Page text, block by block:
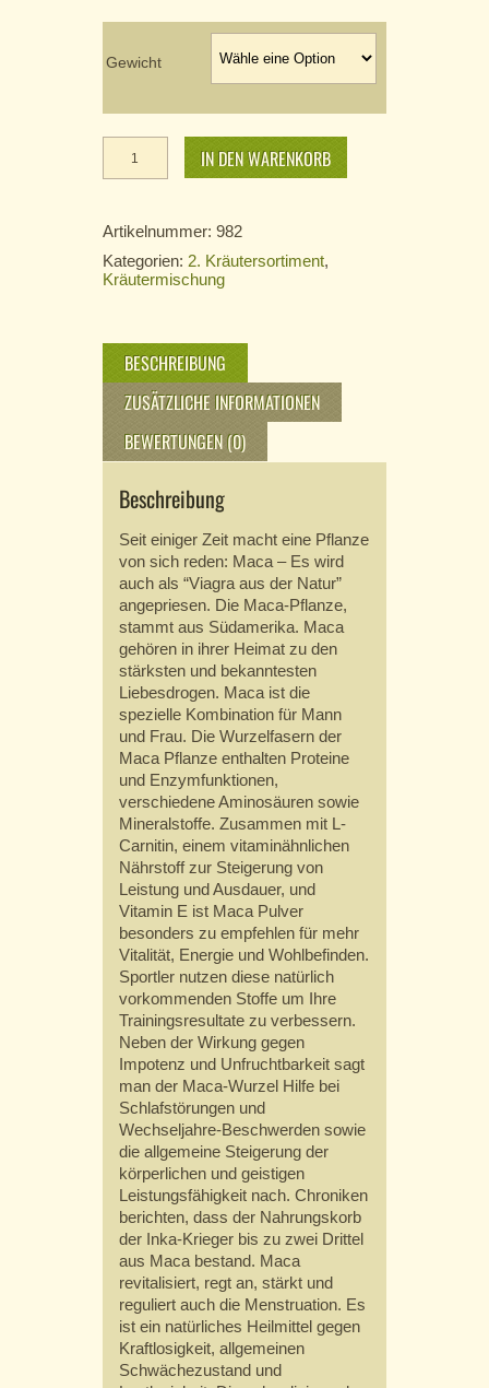
Gewicht
Casanova
Menge
IN DEN WARENKORB
Artikelnummer: 982
Kategorien: 2. Kräutersortiment,
Kräutermischung
BESCHREIBUNG
ZUSÄTZLICHE INFORMATIONEN
BEWERTUNGEN (0)
Beschreibung
Seit einiger Zeit macht eine Pflanze
von sich reden: Maca – Es wird
auch als “Viagra aus der Natur”
angepriesen. Die Maca-Pflanze,
stammt aus Südamerika. Maca
gehören in ihrer Heimat zu den
stärksten und bekanntesten
Liebesdrogen. Maca ist die
spezielle Kombination für Mann
und Frau. Die Wurzelfasern der
Maca Pflanze enthalten Proteine
und Enzymfunktionen,
verschiedene Aminosäuren sowie
Mineralstoffe. Zusammen mit L-
Carnitin, einem vitaminähnlichen
Nährstoff zur Steigerung von
Leistung und Ausdauer, und
Vitamin E ist Maca Pulver
besonders zu empfehlen für mehr
Vitalität, Energie und Wohlbefinden.
Sportler nutzen diese natürlich
vorkommenden Stoffe um Ihre
Trainingsresultate zu verbessern.
Neben der Wirkung gegen
Impotenz und Unfruchtbarkeit sagt
man der Maca-Wurzel Hilfe bei
Schlafstörungen und
Wechseljahre-Beschwerden sowie
die allgemeine Steigerung der
körperlichen und geistigen
Leistungsfähigkeit nach. Chroniken
berichten, dass der Nahrungskorb
der Inka-Krieger bis zu zwei Drittel
aus Maca bestand. Maca
revitalisiert, regt an, stärkt und
reguliert auch die Menstruation. Es
ist ein natürliches Heilmittel gegen
Kraftlosigkeit, allgemeinen
Schwächezustand und